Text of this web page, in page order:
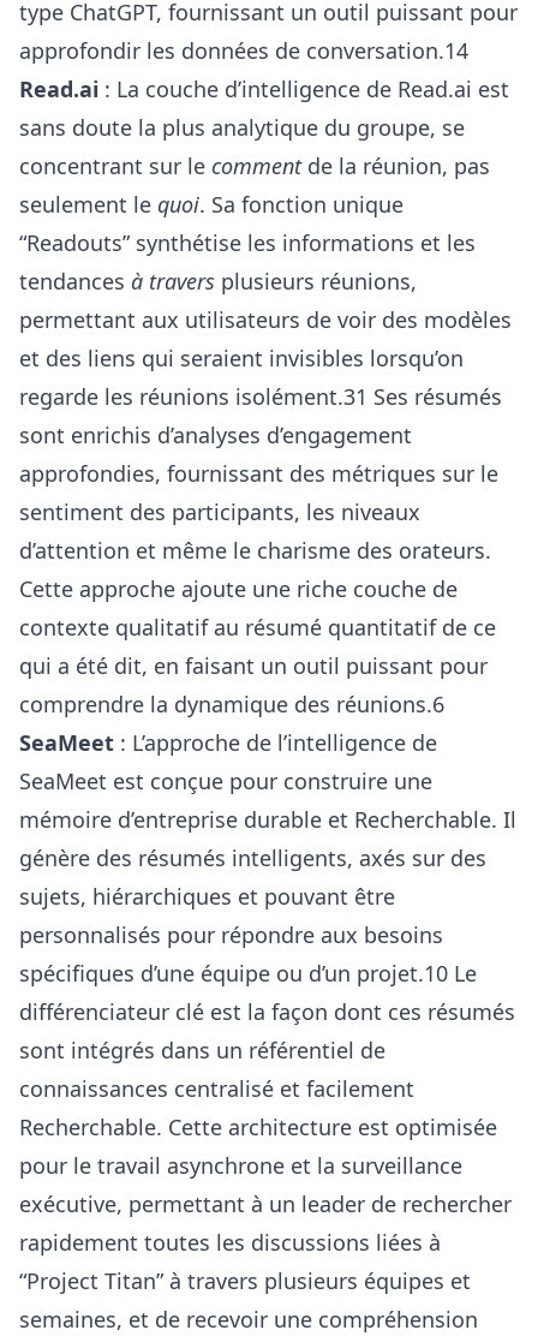
type ChatGPT, fournissant un outil puissant pour
approfondir les données de conversation.14
Read.ai : La couche d’intelligence de Read.ai est
sans doute la plus analytique du groupe, se
concentrant sur le commentde la réunion, pas
seulement le quoi. Sa fonction unique
“Readouts” synthétise les informations et les
tendances à travers plusieurs réunions,
permettant aux utilisateurs de voir des modèles
et des liens qui seraient invisibles lorsqu’on
regarde les réunions isolément.31 Ses résumés
sont enrichis d’analyses d’engagement
approfondies, fournissant des métriques sur le
sentiment des participants, les niveaux
d’attention et même le charisme des orateurs.
Cette approche ajoute une riche couche de
contexte qualitatif au résumé quantitatif de ce
qui a été dit, en faisant un outil puissant pour
comprendre la dynamique des réunions.6
SeaMeet : L’approche de l’intelligence de
SeaMeet est conçue pour construire une
mémoire d’entreprise durable et Recherchable. Il
génère des résumés intelligents, axés sur des
sujets, hiérarchiques et pouvant être
personnalisés pour répondre aux besoins
spécifiques d’une équipe ou d’un projet.10 Le
différenciateur clé est la façon dont ces résumés
sont intégrés dans un référentiel de
connaissances centralisé et facilement
Recherchable. Cette architecture est optimisée
pour le travail asynchrone et la surveillance
exécutive, permettant à un leader de rechercher
rapidement toutes les discussions liées à
“Project Titan” à travers plusieurs équipes et
semaines, et de recevoir une compréhension